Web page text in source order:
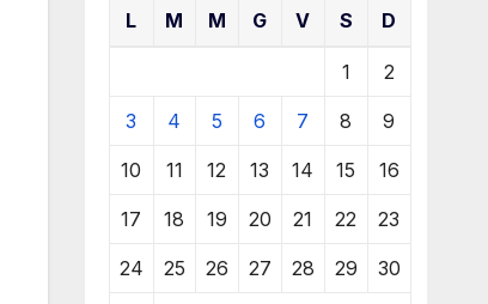
L M M G V S D
1 2
3 4 5 6 7 8 9
10 11 12 13 14 15 16
17 18 19 20 21 22 23
24 25 26 27 28 29 30